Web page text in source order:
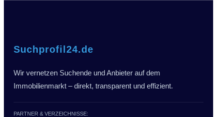
Suchprofil24.de
Wir vernetzen Suchende und Anbieter auf dem
Immobilienmarkt – direkt, transparent und effizient.
PARTNER & VERZEICHNISSE: